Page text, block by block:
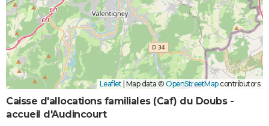
Leaflet Map data © OpenStreetMapcontributors
Caisse d'allocations familiales (Caf) du Doubs -
accueil d'Audincourt